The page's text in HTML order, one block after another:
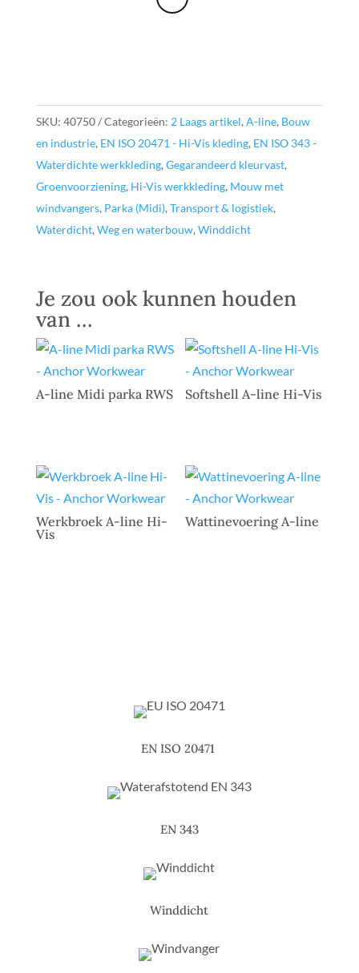
SKU: 40750 Categorieën: 2 Laags artikel, A-line, Bouw
en industrie, EN ISO 20471 - Hi-Vis kleding, EN ISO 343 -
Waterdichte werkkleding, Gegarandeerd kleurvast,
Groenvoorziening, Hi-Vis werkkleding, Mouw met
windvangers, Parka (Midi), Transport & logistiek,
Waterdicht, Weg en waterbouw, Winddicht
Je zou ook kunnen houden
van …
A-line Midi parka RWS Softshell A-line Hi-Vis
Werkbroek A-line Hi-
Vis
Wattinevoering A-line
EN ISO 20471
EN 343
Winddicht